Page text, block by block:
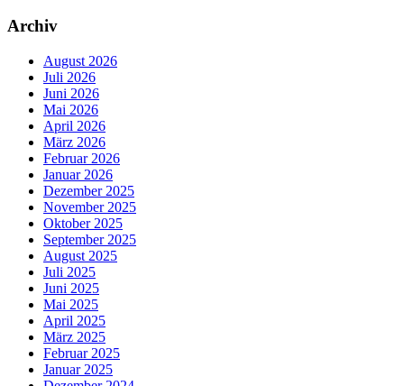
Archiv
August 2026
Juli 2026
Juni 2026
Mai 2026
April 2026
März 2026
Februar 2026
Januar 2026
Dezember 2025
November 2025
Oktober 2025
September 2025
August 2025
Juli 2025
Juni 2025
Mai 2025
April 2025
März 2025
Februar 2025
Januar 2025